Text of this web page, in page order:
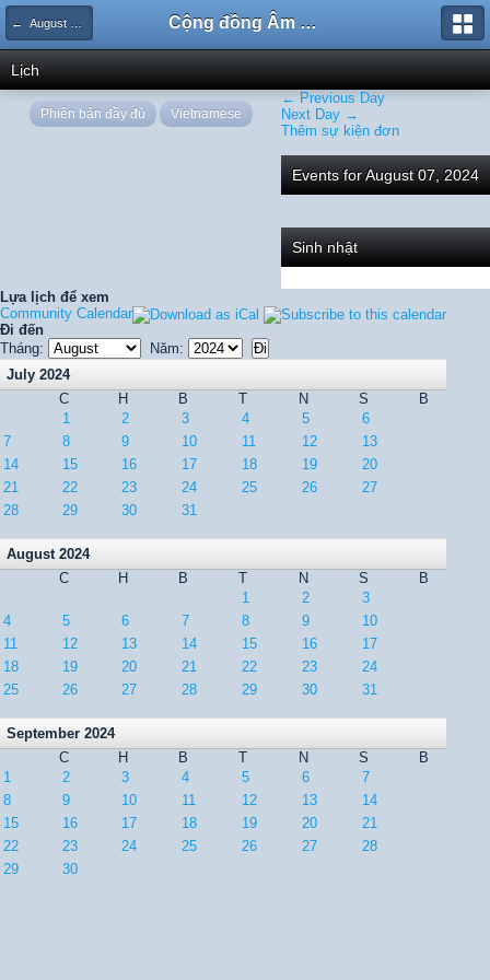
← August 2024 Cộng đồng Âm nhạc Sound Says
Lịch
← Previous Day
Next Day →
Thêm sự kiện đơn
Events for August 07, 2024
Sinh nhật
Lựa lịch để xem
Community Calendar
Đi đến
Tháng:
Năm:
July 2024
C
H B T N S
B
1
2 3 4 5
6
7
8 9 10 11 12
13
14
15 16 17 18 19
20
21
22 23 24 25 26
27
28
29 30 31
August 2024
C
H B T N S
B
1
2
3
4
5 6 7 8 9
10
11
12 13 14 15 16
17
18
19 20 21 22 23
24
25
26 27 28 29 30 31
September 2024
C
H B T N S
B
1
2 3 4 5 6
7
8
9 10 11 12 13
14
15
16 17 18 19 20
21
22
23 24 25 26 27
28
29
30
Phiên bản đầy đủ Vietnamese